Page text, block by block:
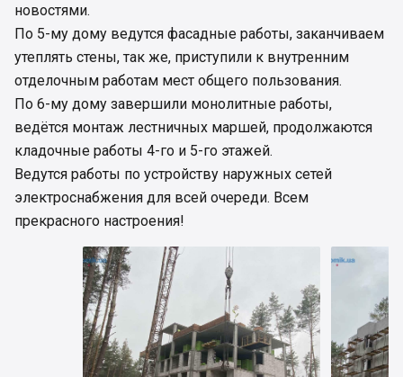
новостями.
По 5-му дому ведутся фасадные работы, заканчиваем
утеплять стены, так же, приступили к внутренним
отделочным работам мест общего пользования.
По 6-му дому завершили монолитные работы,
ведётся монтаж лестничных маршей, продолжаются
кладочные работы 4-го и 5-го этажей.
Ведутся работы по устройству наружных сетей
электроснабжения для всей очереди. Всем
прекрасного настроения!